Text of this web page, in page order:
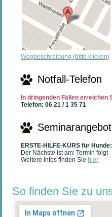
Wegbeschreibung (bitte klicken)
Notfall-Telefon
In dringenden Fällen erreichen
Telefon: 06 21 / 1 35 71
ERSTE-HILFE-KURS für Hunde:
Der Nächste ist am: Termin folgt
Weitere Infos finden Sie hier
So finden Sie zu